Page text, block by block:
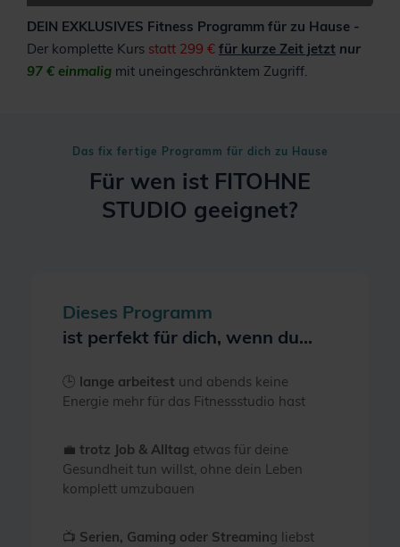
DEIN EXKLUSIVES Fitness Programm für zu Hause -
Der komplette Kurs statt 299 € für kurze Zeit jetzt nur
97 € einmalig mit uneingeschränktem Zugriff.
Das fix fertige Programm für dich zu Hause
Für wen ist FITOHNE
STUDIO geeignet?
Dieses Programm
ist perfekt für dich, wenn du...
🕒 lange arbeitest und abends keine
Energie mehr für das Fitnessstudio hast
💼 trotz Job & Alltag etwas für deine
Gesundheit tun willst, ohne dein Leben
komplett umzubauen
📺 Serien, Gaming oder Streaming liebst